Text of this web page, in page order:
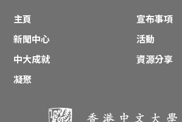
主頁
宣布事項
新聞中心
活動
中大成就
資源分享
凝聚